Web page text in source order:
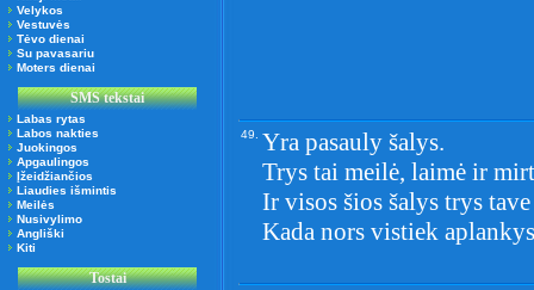
Velykos
Vestuvės
Tėvo dienai
Su pavasariu
Moters dienai
SMS tekstai
Labas rytas
Labos nakties
Juokingos
Apgaulingos
Įžeidžiančios
Liaudies išmintis
Meilės
Nusivylimo
Angliški
Kiti
Tostai
49. Yra pasauly šalys.
Trys tai meilė, laimė ir
Ir visos šios šalys trys tave
Kada nors vistiek